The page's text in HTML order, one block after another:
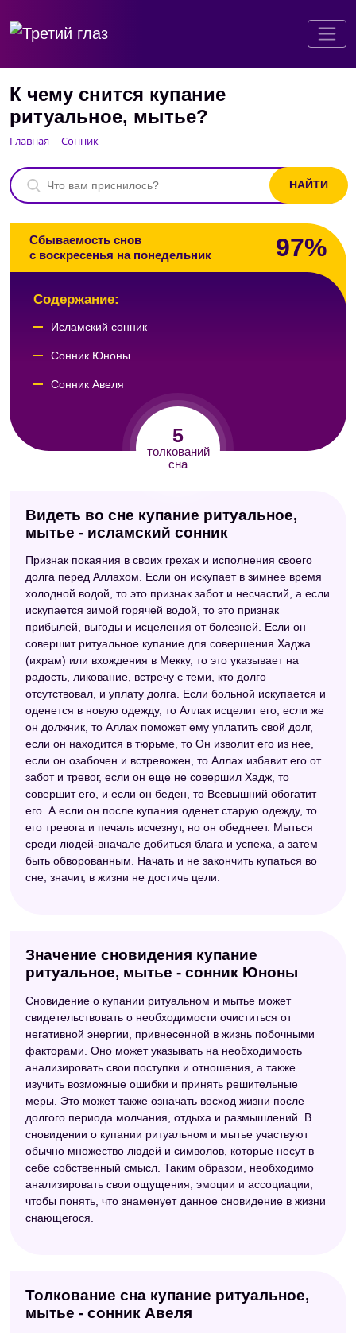
К чему снится купание
ритуальное, мытье?
Главная Сонник
Сбываемость снов
с воскресенья на понедельник
97%
5
толкований
сна
Содержание:
Исламский сонник
Сонник Юноны
Сонник Авеля
Сонник Кассандры
Видеть во сне купание ритуальное,
мытье - исламский сонник
Признак покаяния в своих грехах и исполнения своего
долга перед Аллахом. Если он искупает в зимнее время
холодной водой, то это признак забот и несчастий, а если
искупается зимой горячей водой, то это признак
прибылей, выгоды и исцеления от болезней. Если он
совершит ритуальное купание для совершения Хаджа
(ихрам) или вхождения в Мекку, то это указывает на
радость, ликование, встречу с теми, кто долго
отсутствовал, и уплату долга. Если больной искупается и
оденется в новую одежду, то Аллах исцелит его, если же
он должник, то Аллах поможет ему уплатить свой долг,
если он находится в тюрьме, то Он изволит его из нее,
если он озабочен и встревожен, то Аллах избавит его от
забот и тревог, если он еще не совершил Хадж, то
совершит его, и если он беден, то Всевышний обогатит
его. А если он после купания оденет старую одежду, то
его тревога и печаль исчезнут, но он обеднеет. Мыться
среди людей-вначале добиться блага и успеха, а затем
быть обворованным. Начать и не закончить купаться во
сне, значит, в жизни не достичь цели.
Значение сновидения купание
ритуальное, мытье - сонник Юноны
Сновидение о купании ритуальном и мытье может
свидетельствовать о необходимости очиститься от
негативной энергии, привнесенной в жизнь побочными
факторами. Оно может указывать на необходимость
анализировать свои поступки и отношения, а также
изучить возможные ошибки и принять решительные
меры. Это может также означать восход жизни после
долгого периода молчания, отдыха и размышлений. В
сновидении о купании ритуальном и мытье участвуют
обычно множество людей и символов, которые несут в
себе собственный смысл. Таким образом, необходимо
анализировать свои ощущения, эмоции и ассоциации,
чтобы понять, что знаменует данное сновидение в жизни
снающегося.
Толкование сна купание ритуальное,
мытье - сонник Авеля